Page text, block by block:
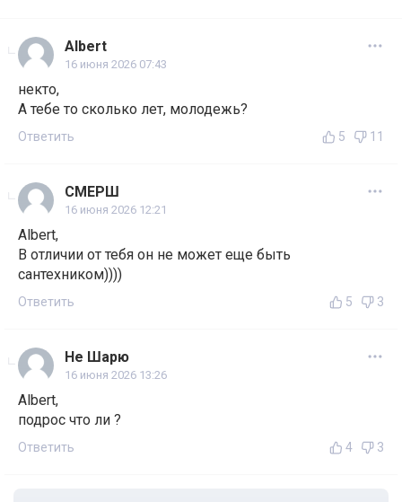
Albert
16 июня 2026 07:43
некто,
А тебе то сколько лет, молодежь?
Ответить 5 11
СМЕРШ
16 июня 2026 12:21
Albert,
В отличии от тебя он не может еще быть
сантехником))))
Ответить 5 3
Не Шарю
16 июня 2026 13:26
Albert,
подрос что ли ?
Ответить 4 3